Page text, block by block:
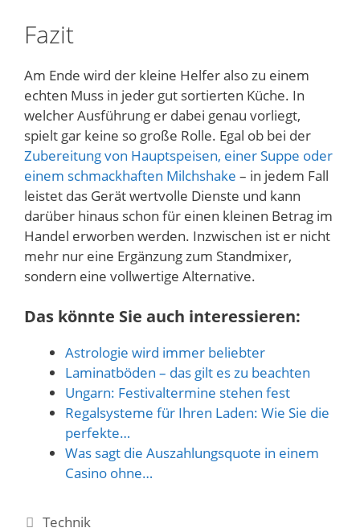
Fazit
Am Ende wird der kleine Helfer also zu einem
echten Muss in jeder gut sortierten Küche. In
welcher Ausführung er dabei genau vorliegt,
spielt gar keine so große Rolle. Egal ob bei der
Zubereitung von Hauptspeisen, einer Suppe oder
einem schmackhaften Milchshake – in jedem Fall
leistet das Gerät wertvolle Dienste und kann
darüber hinaus schon für einen kleinen Betrag im
Handel erworben werden. Inzwischen ist er nicht
mehr nur eine Ergänzung zum Standmixer,
sondern eine vollwertige Alternative.
Das könnte Sie auch interessieren:
Astrologie wird immer beliebter
Laminatböden – das gilt es zu beachten
Ungarn: Festivaltermine stehen fest
Regalsysteme für Ihren Laden: Wie Sie die
perfekte…
Was sagt die Auszahlungsquote in einem
Casino ohne…
Kategorien
Technik